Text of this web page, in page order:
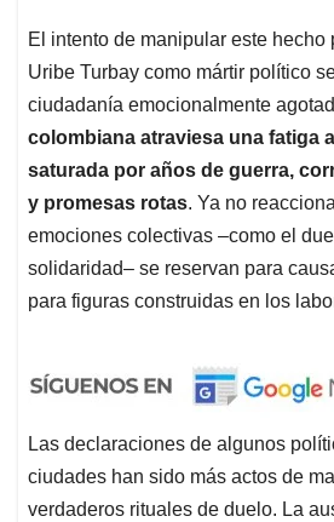
El intento de manipular este hecho
Uribe Turbay como mártir político
ciudadanía emocionalmente
colombiana atraviesa una fatiga
saturada por años de guerra,
y promesas rotas. Ya no
emociones colectivas –como el
solidaridad– se reservan para
para figuras construidas en los
Las declaraciones de algunos
ciudades han sido más actos de
verdaderos rituales de duelo. La